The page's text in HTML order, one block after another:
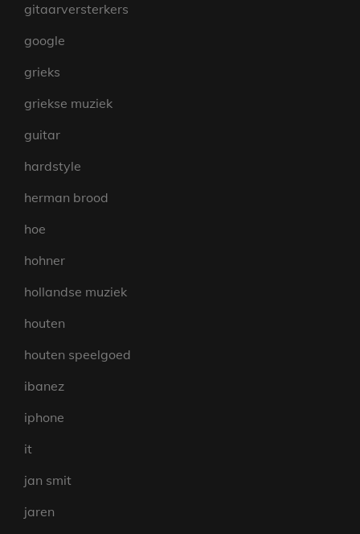
gitaarversterkers
google
grieks
griekse muziek
guitar
hardstyle
herman brood
hoe
hohner
hollandse muziek
houten
houten speelgoed
ibanez
iphone
it
jan smit
jaren